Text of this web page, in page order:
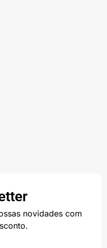
novidades com